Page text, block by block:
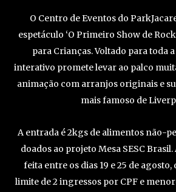
O Centro de Eventos do
espetáculo ‘O Primeiro Show de
para Crianças. Voltado para toda
interativo promete levar ao palco
animação com arranjos originais e
mais famoso de
A entrada é 2kgs de alimentos não-
doados ao projeto Mesa SESC
feita entre os dias 19 e 25 de agosto,
limite de 2 ingressos por CPF e